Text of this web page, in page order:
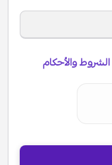
الشروط والأحكام